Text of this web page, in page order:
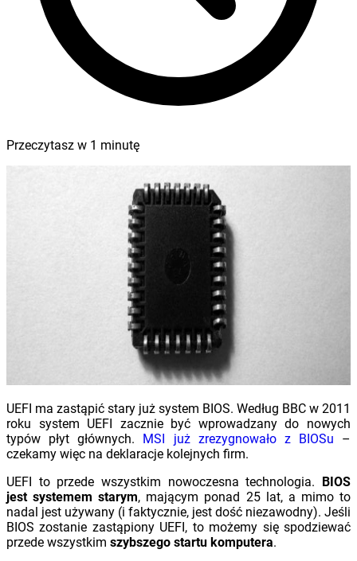
Przeczytasz w 1 minutę
UEFI ma zastąpić stary już system BIOS. Według BBC w 2011
roku system UEFI zacznie być wprowadzany do nowych
typów płyt głównych. MSI już zrezygnowało z BIOSu –
czekamy więc na deklaracje kolejnych firm.
UEFI to przede wszystkim nowoczesna technologia. BIOS
jest systemem starym, mającym ponad 25 lat, a mimo to
nadal jest używany (i faktycznie, jest dość niezawodny). Jeśli
BIOS zostanie zastąpiony UEFI, to możemy się spodziewać
przede wszystkim szybszego startu komputera.